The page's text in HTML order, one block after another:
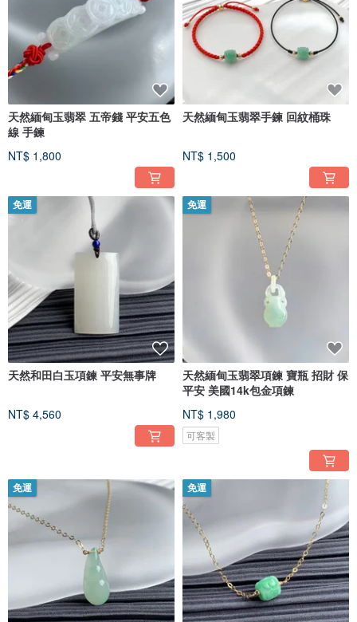
天然緬甸玉翡翠 五帝錢 平安五色
線 手鍊
NT$ 1,800
天然緬甸玉翡翠手鍊 回紋桶珠
NT$ 1,500
免運
天然和田白玉項鍊 平安無事牌
NT$ 4,560
免運
天然緬甸玉翡翠項鍊 寶瓶 招財 保
平安 美國14k包金項鍊
NT$ 1,980
可客製
免運 免運